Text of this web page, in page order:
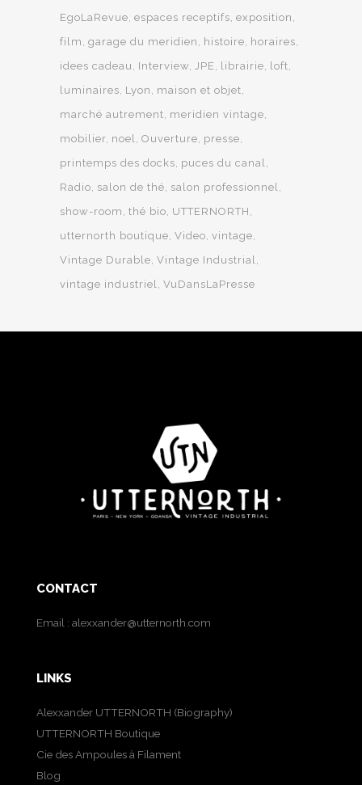
EgoLaRevue espaces receptifs exposition
film garage du meridien histoire horaires
idees cadeau
Interview JPE librairie loft
luminaires Lyon
maison et objet
marché autrement meridien vintage
mobilier noel Ouverture presse
printemps des docks puces du canal
Radio salon de thé salon professionnel
show-room thé bio UTTERNORTH
utternorth boutique Video vintage
Vintage Durable Vintage Industrial
vintage industriel
VuDansLaPresse
CONTACT
Email : alexxander@utternorth.com
LINKS
Alexxander UTTERNORTH (Biography)
UTTERNORTH Boutique
Cie des Ampoules à Filament
Blog